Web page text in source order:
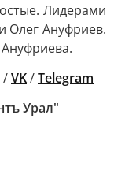
Лидерами
Олег Ануфриев.
/VK/Telegram
Урал"